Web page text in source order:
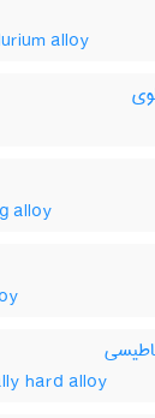
alloy
alloy
hard alloy